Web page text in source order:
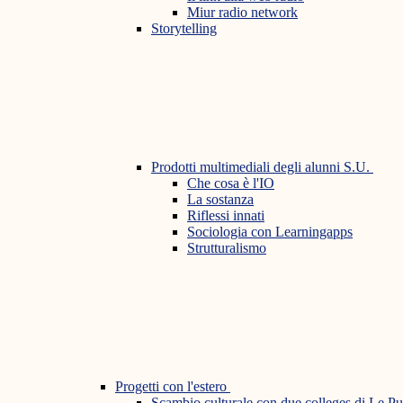
Miur radio network
Storytelling
Prodotti multimediali degli alunni S.U.
Che cosa è l'IO
La sostanza
Riflessi innati
Sociologia con Learningapps
Strutturalismo
Progetti con l'estero